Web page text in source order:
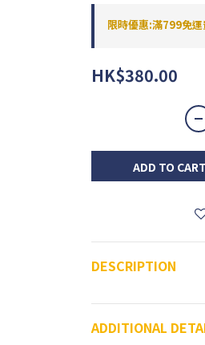
限時優惠:滿799免
HK$380.00
ADD TO CART
DESCRIPTION
ADDITIONAL